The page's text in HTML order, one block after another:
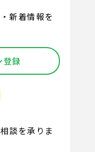
新着情報を
登録
談を承りま